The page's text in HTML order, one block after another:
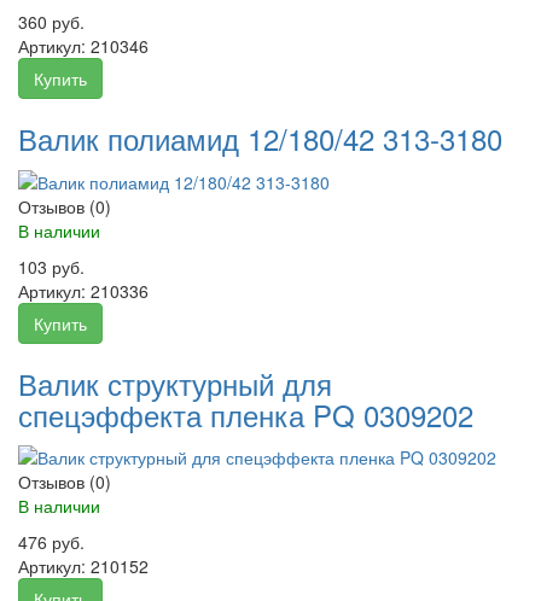
360 руб.
Артикул: 210346
Купить
Валик полиамид 12/180/42 313-3180
Отзывов (0)
В наличии
103 руб.
Артикул: 210336
Купить
Валик структурный для
спецэффекта пленка PQ 0309202
Отзывов (0)
В наличии
476 руб.
Артикул: 210152